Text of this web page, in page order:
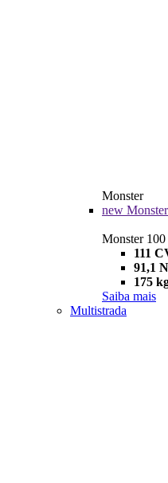
Monster
new
Monster 100
111
91,1
175
Saiba mais
Multistrada